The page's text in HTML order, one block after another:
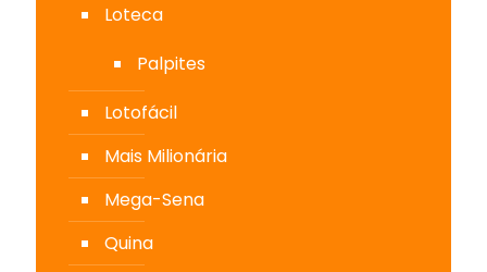
Loteca
Palpites
Lotofácil
Mais Milionária
Mega-Sena
Quina